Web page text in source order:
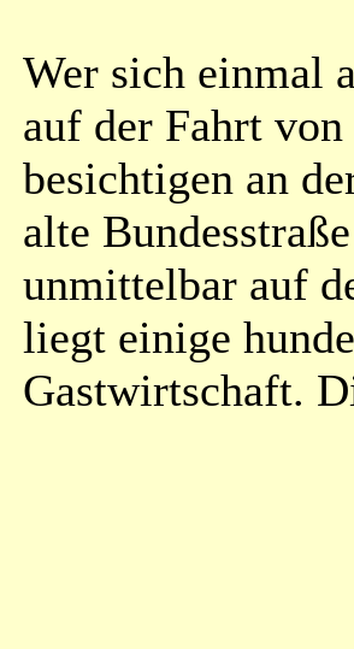
Wer sich einmal
auf der Fahrt
besichtigen an
alte
unmittelbar auf
liegt einige
Gastwirtschaft.